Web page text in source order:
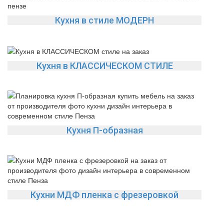
Кухня в стиле МОДЕРН
Кухня в КЛАССИЧЕСКОМ СТИЛЕ
Кухня П-образная
Кухни МДФ пленка с фрезеровкой